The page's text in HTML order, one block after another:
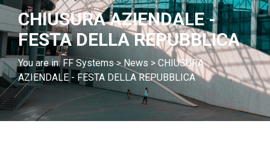
CHIUSURA AZIENDALE -
FESTA DELLA REPUBBLICA
You are in: FF Systems>News > CHIUSURA
AZIENDALE - FESTA DELLA REPUBBLICA